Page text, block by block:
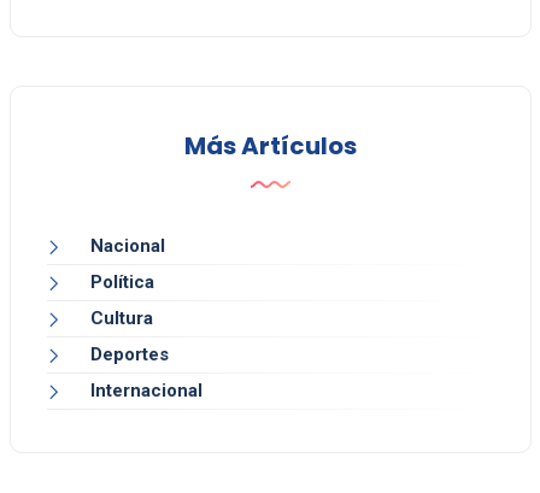
Más Artículos
Nacional
Política
Cultura
Deportes
Internacional